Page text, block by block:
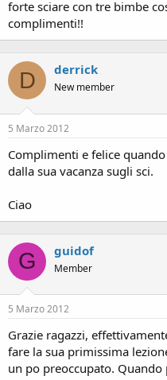
forte sciare con tre bimbe
complimenti!!
D derrick
New member
5 Marzo 2012
Complimenti e felice
dalla sua vacanza sugli sci.
Ciao
G guidof
Member
5 Marzo 2012
Grazie ragazzi,
fare la sua primissima
un po preoccupato.